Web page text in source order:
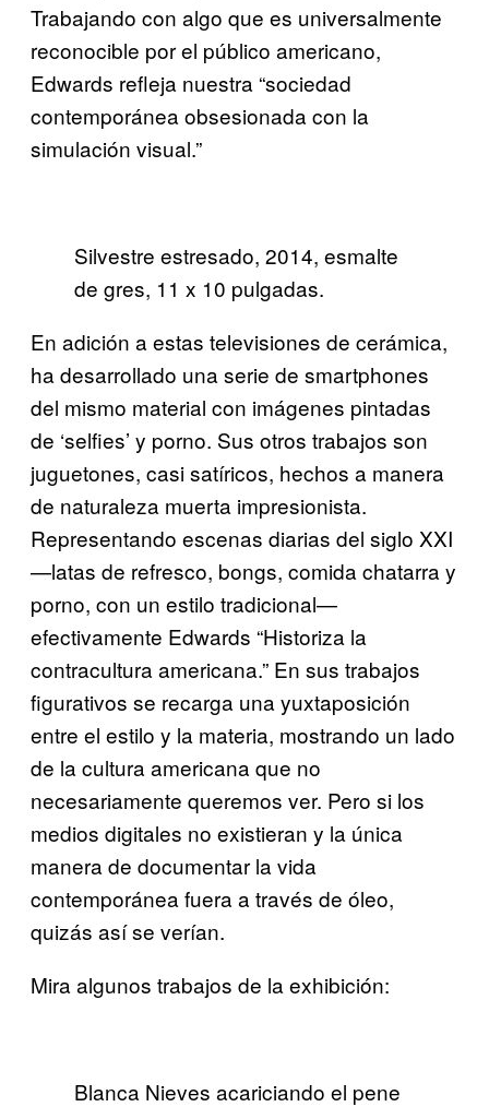
Trabajando con algo que es universalmente
reconocible por el público americano,
Edwards refleja nuestra “sociedad
contemporánea obsesionada con la
simulación visual.”
Silvestre estresado, 2014, esmalte
de gres, 11 x 10 pulgadas.
En adición a estas televisiones de cerámica,
ha desarrollado una serie de smartphones
del mismo material con imágenes pintadas
de ‘selfies’ y porno. Sus otros trabajos son
juguetones, casi satíricos, hechos a manera
de naturaleza muerta impresionista.
Representando escenas diarias del siglo XXI
—latas de refresco, bongs, comida chatarra y
porno, con un estilo tradicional—
efectivamente Edwards “Historiza la
contracultura americana.” En sus trabajos
figurativos se recarga una yuxtaposición
entre el estilo y la materia, mostrando un lado
de la cultura americana que no
necesariamente queremos ver. Pero si los
medios digitales no existieran y la única
manera de documentar la vida
contemporánea fuera a través de óleo,
quizás así se verían.
Mira algunos trabajos de la exhibición:
Blanca Nieves acariciando el pene